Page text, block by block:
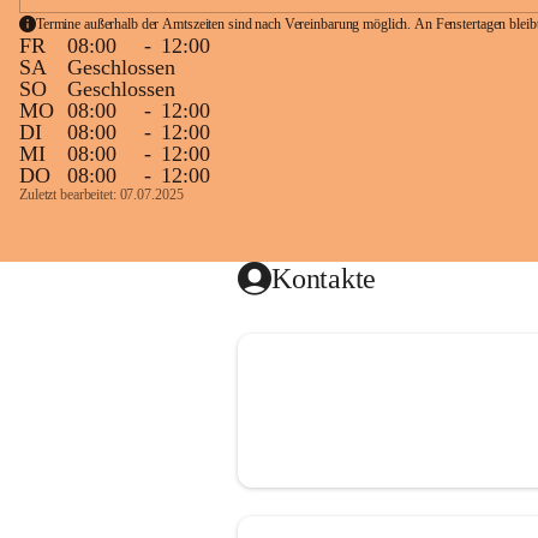
Termine außerhalb der Amtszeiten sind nach Vereinbarung möglich. An Fenstertagen
FR 08:00 - 12:00
SA
Geschlossen
SO
Geschlossen
MO 08:00 - 12:00
DI
08:00 - 12:00
MI
08:00 - 12:00
DO
08:00 - 12:00
Zuletzt bearbeitet: 07.07.2025
Kontakte